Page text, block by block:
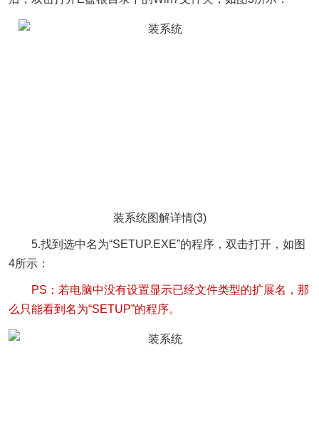
装系统图解详情(3)
5.找到选中名为“SETUP.EXE”的程序，双击打开，如图
4所示：
PS：若电脑中没有设置显示已经文件类型的扩展名，那
么只能看到名为“SETUP”的程序。